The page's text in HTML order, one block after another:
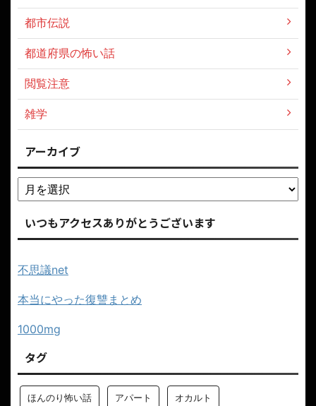
都市伝説
都道府県の怖い話
閲覧注意
雑学
アーカイブ
いつもアクセスありがとうございます
不思議net
本当にやった復讐まとめ
1000mg
タグ
ほんのり怖い話 アパート オカルト